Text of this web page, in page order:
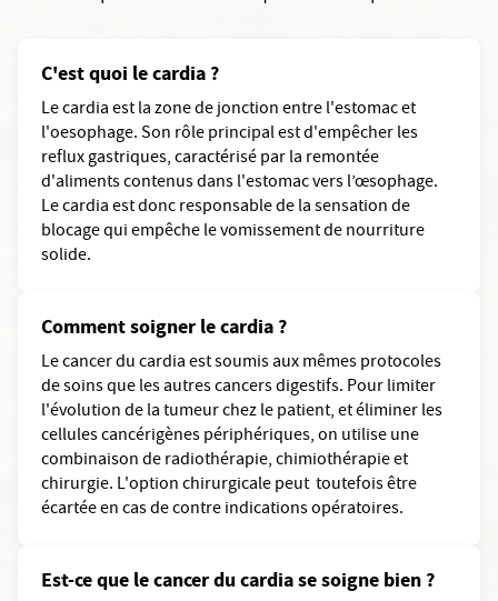
C'est quoi le cardia ?
Le cardia est la zone de jonction entre l'estomac et
l'oesophage. Son rôle principal est d'empêcher les
reflux gastriques, caractérisé par la remontée
d'aliments contenus dans l'estomac vers l’œsophage.
Le cardia est donc responsable de la sensation de
blocage qui empêche le vomissement de nourriture
solide.
Comment soigner le cardia ?
Le cancer du cardia est soumis aux mêmes protocoles
de soins que les autres cancers digestifs. Pour limiter
l'évolution de la tumeur chez le patient, et éliminer les
cellules cancérigènes périphériques, on utilise une
combinaison de radiothérapie, chimiothérapie et
chirurgie. L'option chirurgicale peut toutefois être
écartée en cas de contre indications opératoires.
Est-ce que le cancer du cardia se soigne bien ?